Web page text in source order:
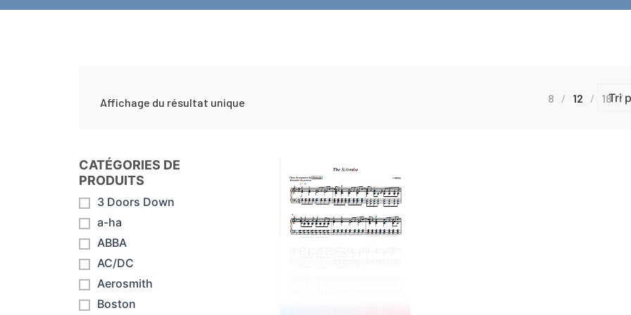
Affichage du résultat unique 8 12 18
CATÉGORIES DE
PRODUITS
3 Doors Down
a-ha
ABBA
AC/DC
Aerosmith
Boston